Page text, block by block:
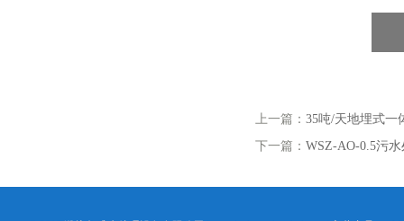
上一篇： 35吨/天地埋式一
下一篇： WSZ-AO-0.5污